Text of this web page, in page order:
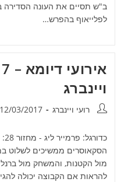
ב"ש תסיים את העונה הסדירה
לפלייאוף בהפרש…
ויינברג
מחבר:רועי ויינברג פורסם:
12/03/2017
הסקאוסרים ממשיכים לשלוט
מול הקטנות, והמשחק מול
להראות אם הקבוצה יכולה